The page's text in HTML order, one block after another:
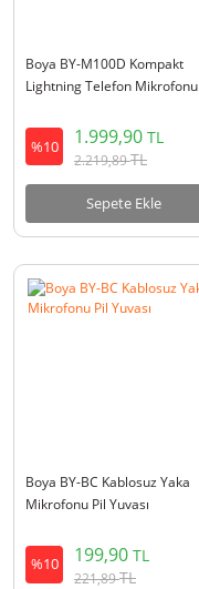
Boya BY-M100D Kompakt
Lightning Telefon Mikrofonu
%10 1.999,90 TL
2.219,89TL
Sepete Ekle
Boya BY-BC Kablosuz Yaka
Mikrofonu Pil Yuvası
%10 199,90 TL
221,89TL